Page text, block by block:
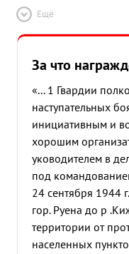
Ещё
За что
«... 1 Гвардии
наступательных
инициативным и
хорошим
уководителем в
под
24 сентября 1944
гор. Руена до р
территории от
населенных